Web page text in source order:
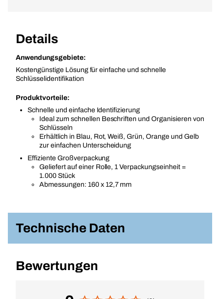
Details
Anwendungsgebiete:
Kostengünstige Lösung für einfache und schnelle
Schlüsselidentifikation
Produktvorteile:
Schnelle und einfache Identifizierung
Ideal zum schnellen Beschriften und Organisieren von
Schlüsseln
Erhältlich in Blau, Rot, Weiß, Grün, Orange und Gelb
zur einfachen Unterscheidung
Effiziente Großverpackung
Geliefert auf einer Rolle, 1 Verpackungseinheit =
1.000 Stück
Abmessungen: 160 x 12,7 mm
Technische Daten
Bewertungen